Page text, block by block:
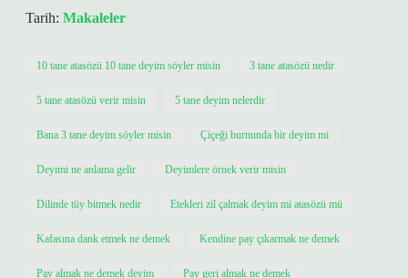
Tarih: Makaleler
10 tane atasözü 10 tane deyim söyler misin 3 tane atasözü nedir
5 tane atasözü verir misin 5 tane deyim nelerdir
Bana 3 tane deyim söyler misin Çiçeği burnunda bir deyim mi
Deyimi ne anlama gelir Deyimlere örnek verir misin
Dilinde tüy bitmek nedir Etekleri zil çalmak deyim mi atasözü mü
Kafasına dank etmek ne demek Kendine pay çıkarmak ne demek
Pay almak ne demek deyim Pay geri almak ne demek